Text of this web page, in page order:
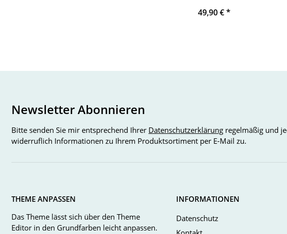
49,90 €*
Newsletter Abonnieren
Bitte senden Sie mir entsprechend Ihrer Datenschutzerklärung regelmäßig und
widerruflich Informationen zu Ihrem Produktsortiment per E-Mail zu.
THEME ANPASSEN
Das Theme lässt sich über den Theme
Editor in den Grundfarben leicht anpassen.
INFORMATIONEN
Datenschutz